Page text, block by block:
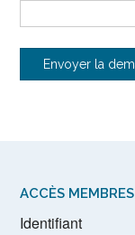
ACCÈS MEMBRES
Identifiant